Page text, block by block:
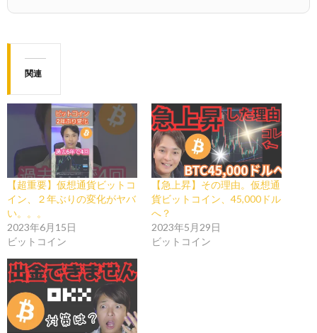
関連
【超重要】仮想通貨ビットコ
イン、２年ぶりの変化がヤバ
い。。。
2023年6月15日
ビットコイン
【急上昇】その理由。仮想通
貨ビットコイン、45,000ドル
へ？
2023年5月29日
ビットコイン